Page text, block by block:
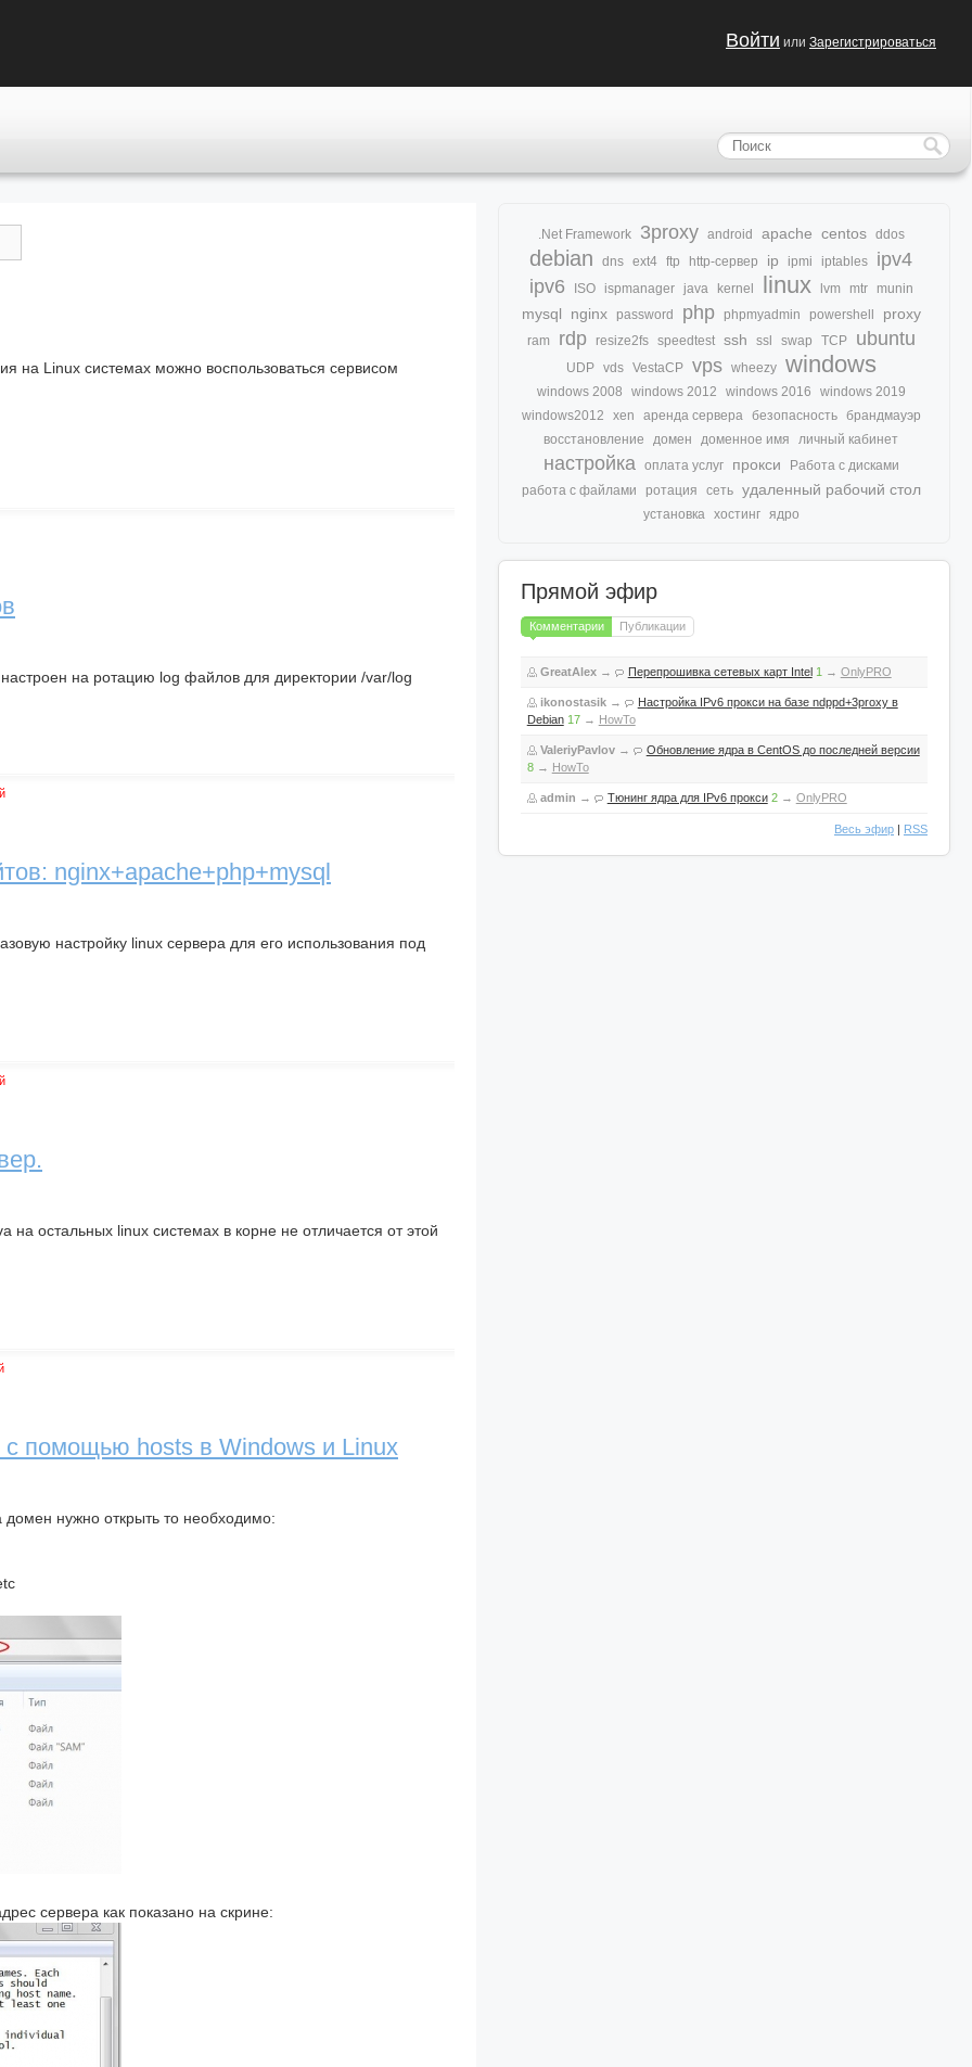
Войти или Зарегистрироваться
на Linux системах можно воспользоваться сервисом
на ротацию log файлов для директории /var/log
nginx+apache+php+mysql
настройку linux сервера для его использования под
остальных linux системах в корне не отличается от этой
помощью hosts в Windows и Linux
нужно открыть то необходимо:
сервера как показано на скрине:
.Net Framework 3proxy android apache centos ddos
debian dns ext4 ftp http-сервер ip ipmi iptables
ipv4
ipv6
ISO ispmanager java kernel linux lvm mtr munin
mysql nginx password php phpmyadmin powershell proxy
ram rdp resize2fs speedtest ssh ssl swap TCP ubuntu
UDP vds VestaCP vps wheezy windows
windows 2008 windows 2012 windows 2016
windows 2019
windows2012
xen аренда сервера безопасность брандмауэр
восстановление
домен доменное имя личный кабинет
настройка оплата услуг прокси
Работа с дисками
работа с файлами
ротация сеть удаленный рабочий стол
установка хостинг ядро
Прямой эфир
Комментарии Публикации
GreatAlex→ Перепрошивка сетевых карт Intel 1 → OnlyPRO
ikonostasik→
Настройка IPv6 прокси на базе ndppd+3proxy в
Debian 17→ HowTo
ValeriyPavlov→
Обновление ядра в CentOS до последней версии
8→ HowTo
admin → Тюнинг ядра для IPv6 прокси 2→ OnlyPRO
Весь эфир| RSS